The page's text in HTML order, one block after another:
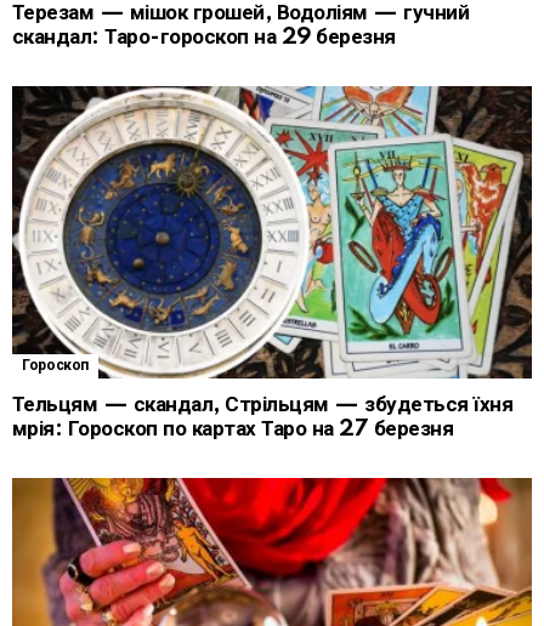
Терезам — мішок грошей, Водоліям — гучний
скандал: Таро-гороскоп на 29 березня
Гороскоп
Тельцям — скандал, Стрільцям — збудеться їхня
мрія: Гороскоп по картах Таро на 27 березня